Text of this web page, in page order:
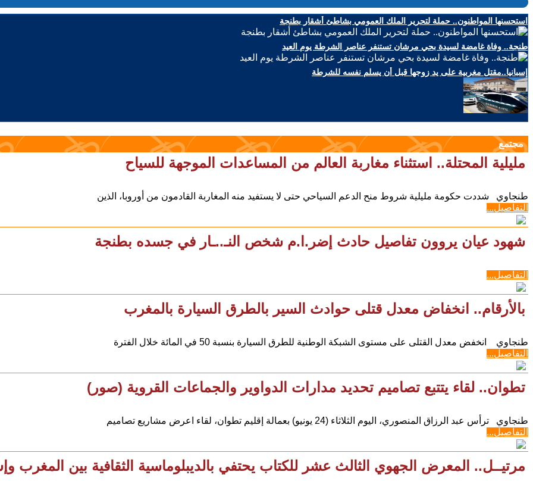
استحسنها المواطنون.. حملة لتحرير الملك العمومي بشاطئ أشقار بطنجة
طنجة.. وفاة غامضة لسيدة بحي مرشان تستنفر عناصر الشرطة يوم العيد
إسبانيا..مقتل مغربية على يد زوجها قبل أن يسلم نفسه للشرطة
مجتمع
مليلية المحتلة.. استثناء مغاربة العالم من المساعدات الموجهة للسياح
طنجاوي شددت حكومة مليلية شروط منح الدعم السياحي حتى لا يستفيد منه المغاربة القادمون من أوروبا، الذين
التفاصيل...
شهود عيان يروون تفاصيل حادث إضر.ا.م شخص النـ..ـار في جسده بطنجة
التفاصيل...
بالأرقام.. انخفاض معدل قتلى حوادث السير بالطرق السيارة بالمغرب
طنجاوي انخفض معدل القتلى على مستوى الشبكة الوطنية للطرق السيارة بنسبة 50 في المائة خلال الفترة
التفاصيل...
تطوان.. لقاء يتتبع تصاميم تحديد مدارات الدواوير والجماعات القروية (صور)
طنجاوي ترأس عبد الرزاق المنصوري، اليوم الثلاثاء (24 يونيو) بعمالة إقليم تطوان، لقاء اعرض مشاريع تصاميم
التفاصيل...
مرتيــل.. المعرض الجهوي الثالث عشر للكتاب يحتفي بالديبلوماسية الثقافية بين المغرب